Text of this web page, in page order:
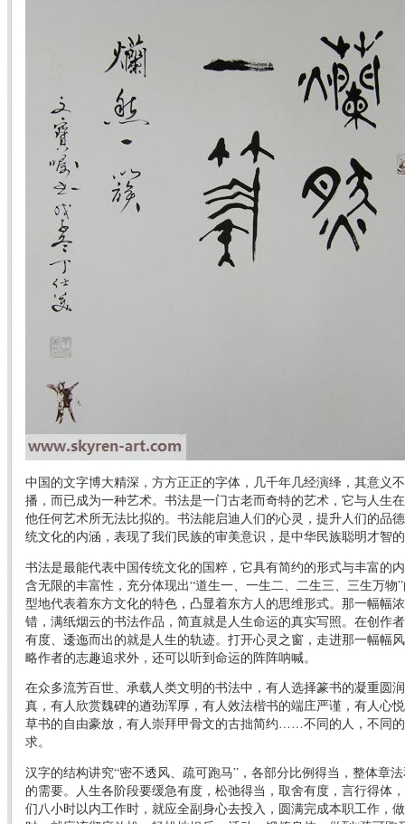
中国的文字博大精深，方方正正的字体，几千年几经演绎，其意义
播，而已成为一种艺术。书法是一门古老而奇特的艺术，它与人生
他任何艺术所无法比拟的。书法能启迪人们的心灵，提升人们的品
统文化的内涵，表现了我们民族的审美意识，是中华民族聪明才智
书法是最能代表中国传统文化的国粹，它具有简约的形式与丰富的
含无限的丰富性，充分体现出“道生一、一生二、二生三、三生万物
型地代表着东方文化的特色，凸显着东方人的思维形式。那一幅幅
错，满纸烟云的书法作品，简直就是人生命运的真实写照。在创作
有度、逶迤而出的就是人生的轨迹。打开心灵之窗，走进那一幅幅
略作者的志趣追求外，还可以听到命运的阵阵呐喊。
在众多流芳百世、承载人类文明的书法中，有人选择篆书的凝重圆
真，有人欣赏魏碑的遒劲浑厚，有人效法楷书的端庄严谨，有人心
草书的自由豪放，有人崇拜甲骨文的古拙简约……不同的人，不同
求。
汉字的结构讲究“密不透风、疏可跑马”，各部分比例得当，整体章
的需要。人生各阶段要缓急有度，松弛得当，取舍有度，言行得体
们八小时以内工作时，就应全副身心去投入，圆满完成本职工作，